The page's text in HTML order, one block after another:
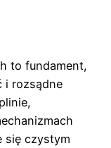
to fundament,
i rozsądne
się czystym